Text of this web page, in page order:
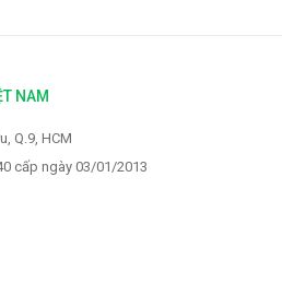
NAM
Q.9, HCM
cấp ngày 03/01/2013